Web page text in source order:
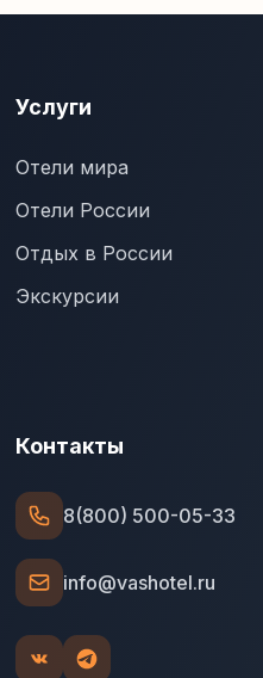
Услуги
Отели мира
Отели России
Отдых в России
Экскурсии
Контакты
8(800) 500-05-33
info@vashotel.ru